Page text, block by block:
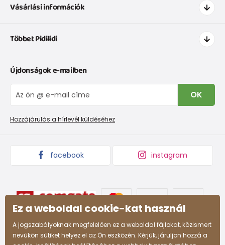
Vásárlási információk
Szállítás és fizetés
Cipőmérettáblázat
IVisszaküldések és reklamációk
Panaszkezelési eljárás
Promóciós feltételek és kedvezményes kódok
Többet Pidilidi
Rólunk
Blog
Nagykereskedelem PiDiLiDi
Áruk begyűjtése
Újdonságok e-mailben
OK
Hozzájárulás a hírlevél küldéséhez
facebook instagram
Ez a weboldal cookie-kat használ
A jogszabályoknak megfelelően ez a weboldal fájlokat, közismert
nevükön sütiket helyez el az Ön eszközén. Kérjük, járuljon hozzá a